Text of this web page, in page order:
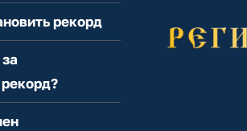
рекорд